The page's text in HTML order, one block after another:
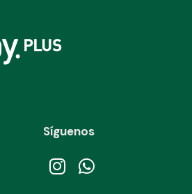
Síguenos